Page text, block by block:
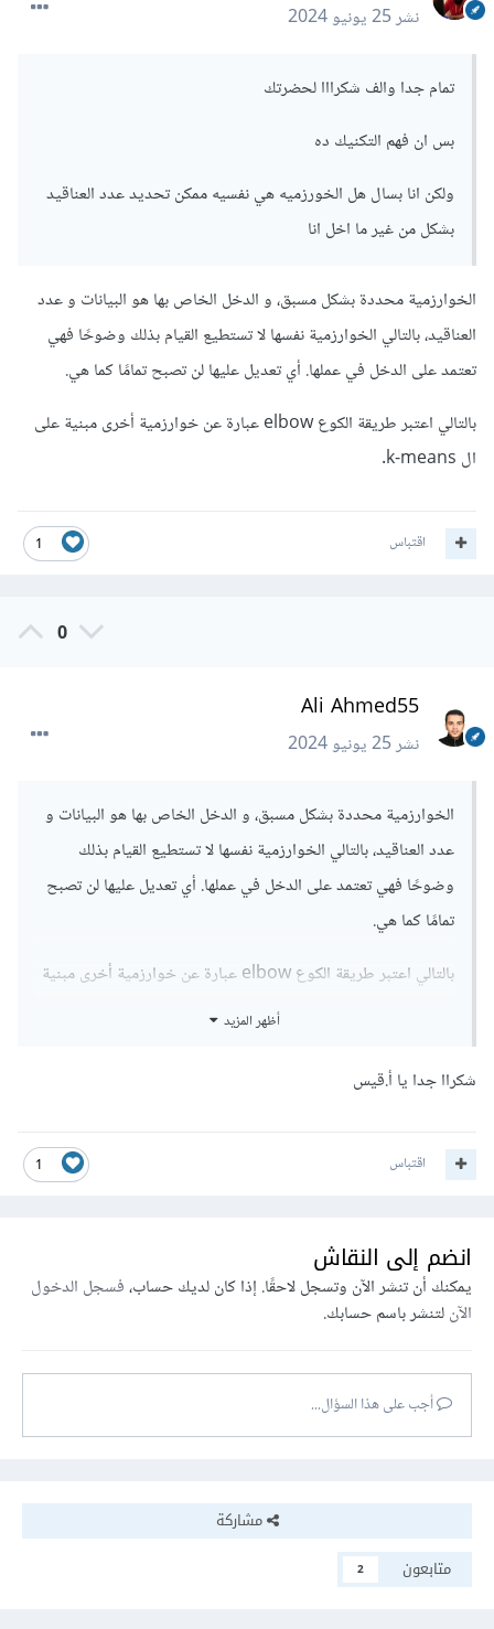
تحياتي.
نشر25 يونيو 2024
تمام جدا والف شكرااا لحضرتك
بس ان فهم التكنيك ده
ولكن انا بسال هل الخورزميه هي نفسيه ممكن تحديد عدد العناقيد
بشكل من غير ما اخل انا
الخوارزمية محددة بشكل مسبق، و الدخل الخاص بها هو البيانات و عدد
العناقيد، بالتالي الخوارزمية نفسها لا تستطيع القيام بذلك وضوحًا فهي
تعتمد على الدخل في عملها. أي تعديل عليها لن تصبح تمامًا كما هي.
بالتالي اعتبر طريقة الكوع elbow عبارة عن خوارزمية أخرى مبنية على
ال k-means.
1 اقتباس
0
Ali Ahmed55
نشر25 يونيو 2024
الخوارزمية محددة بشكل مسبق، و الدخل الخاص بها هو البيانات و
عدد العناقيد، بالتالي الخوارزمية نفسها لا تستطيع القيام بذلك
وضوحًا فهي تعتمد على الدخل في عملها. أي تعديل عليها لن تصبح
تمامًا كما هي.
بالتالي اعتبر طريقة الكوع elbow عبارة عن خوارزمية أخرى مبنية
أظهر المزيد
شكراا جدا يا أ.قيس
1 اقتباس
انضم إلى النقاش
يمكنك أن تنشر الآن وتسجل لاحقًا. إذا كان لديك حساب،فسجل الدخول
الآنلتنشر باسم حسابك.
أجب على هذا السؤال...
مشاركة
متابعون
2